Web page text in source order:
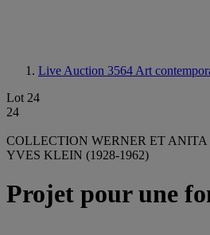
Live Auction 3564 Art
Lot 24
24
COLLECTION WERNER ET
YVES KLEIN (1928-1962)
Projet pour une